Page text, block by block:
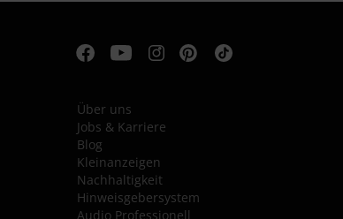
Über uns
Jobs & Karriere
Blog
Kleinanzeigen
Nachhaltigkeit
Hinweisgebersystem
Audio Professionell